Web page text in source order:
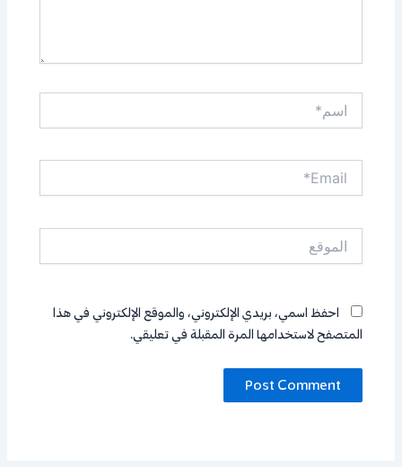
احفظ اسمي، بريدي الإلكتروني، والموقع الإلكتروني في هذا
المتصفح لاستخدامها المرة المقبلة في تعليقي.